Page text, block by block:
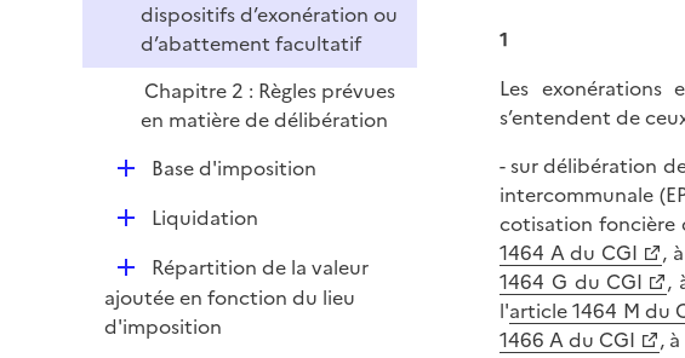
r
dispositifs d’exonération ou
d’abattement facultatif
Chapitre 2 : Règles prévues
en matière de délibération
D
e
r
Base d'imposition
D
l
i
Liquidation
D
é
p
Répartition de la valeur
ajoutée en fonction du lieu
d'imposition
1
Les
s’entendent de
- sur délibération
intercommunale
cotisation foncière
1464 A du CGI
,
1464 G du CGI
,
l'article 1464 M du
1466 A du CGI
,